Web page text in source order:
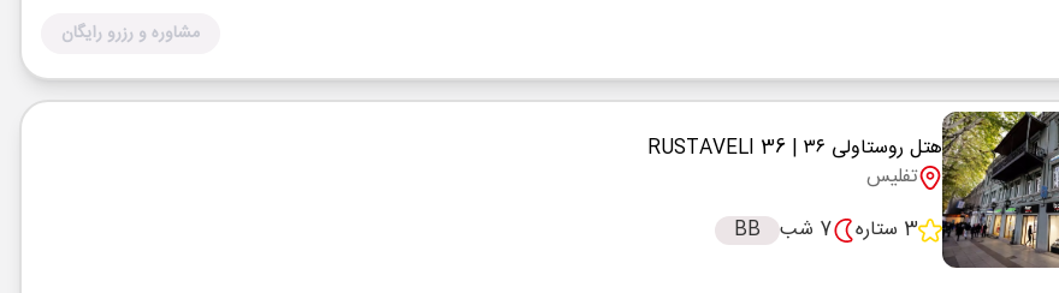
مشاوره و رزرو رایگان
هتل روستاولی ۳۶
| RUSTAVELI 36
تفلیس
3 ستاره
7 شب BB